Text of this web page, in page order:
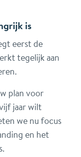
is
eerst de
tegelijk aan
plan voor
jaar wilt
we nu focus
en het